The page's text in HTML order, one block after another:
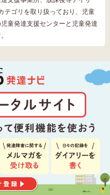
テゴリを取り扱っており、児童
童発達支援センターと児童発達